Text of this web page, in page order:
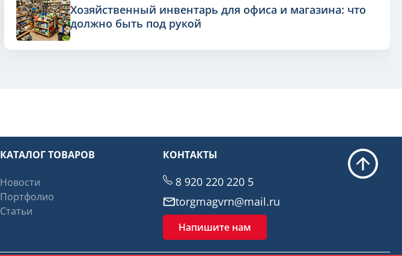
Хозяйственный инвентарь для офиса и магазина: что
должно быть под рукой
КАТАЛОГ ТОВАРОВ
Новости
Портфолио
Статьи
КОНТАКТЫ
8 920 220 220 5
torgmagvrn@mail.ru
Напишите нам